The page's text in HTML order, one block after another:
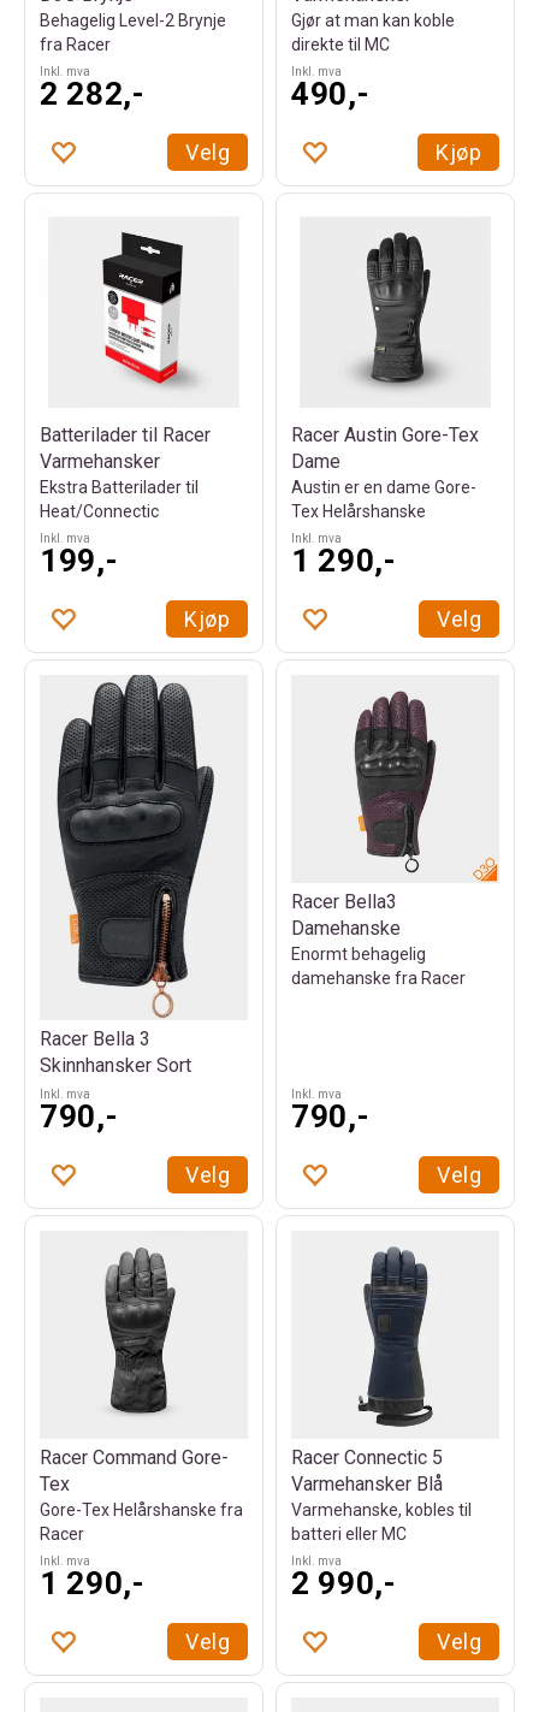
Behagelig Level-2 Brynje
fra Racer
Inkl. mva
2 282,-
Velg
Gjør at man kan koble
direkte til MC
Inkl. mva
490,-
Kjøp
Batterilader til Racer
Varmehansker
Ekstra Batterilader til
Heat/Connectic
Inkl. mva
199,-
Kjøp
Racer Austin Gore-Tex
Dame
Austin er en dame Gore-
Tex Helårshanske
Inkl. mva
1 290,-
Velg
Racer Bella 3
Skinnhansker Sort
Inkl. mva
790,-
Velg
Racer Bella3
Damehanske
Enormt behagelig
damehanske fra Racer
Inkl. mva
790,-
Velg
Racer Command Gore-
Tex
Gore-Tex Helårshanske fra
Racer
Inkl. mva
1 290,-
Velg
Racer Connectic 5
Varmehansker Blå
Varmehanske, kobles til
batteri eller MC
Inkl. mva
2 990,-
Velg